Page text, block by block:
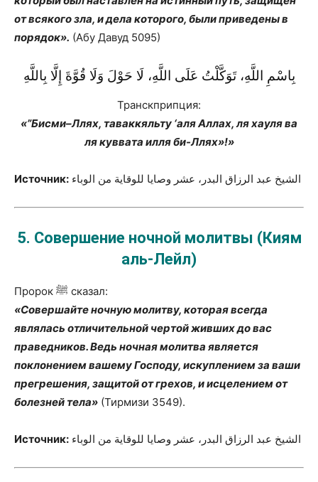
от всякого зла, и дела которого, были приведены в
порядок». (Абу Давуд 5095)
بِاسْمِ اللَّهِ، تَوَكَّلْتُ عَلَى اللَّهِ، لَا حَوْلَ وَلَا قُوَّةَ إِلَّا بِاللَّهِ
Транскприпция:
«”Бисми–Ллях, таваккяльту ‘аля Aллах, ля хауля ва
ля куввата илля би-Ллях»!»
Источник: الشيخ عبد الرزاق البدر، عشر وصايا للوقاية من الوباء
5. Совершение ночной молитвы (Киям
аль-Лейл)
Пророк ﷺ сказал:
«Совершайте ночную молитву, которая всегда
являлась отличительной чертой живших до вас
праведников. Ведь ночная молитва является
поклонением вашему Господу, искуплением за ваши
прегрешения, защитой от грехов, и исцелением от
болезней тела» (Тирмизи 3549).
Источник: الشيخ عبد الرزاق البدر، عشر وصايا للوقاية من الوباء